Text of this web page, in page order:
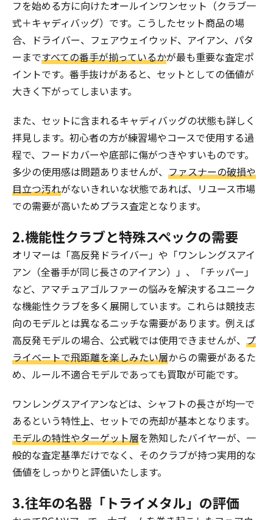
フを始める方に向けたオールインワンセット（クラブ一
式＋キャディバッグ）です。こうしたセット商品の場
合、ドライバー、フェアウェイウッド、アイアン、パタ
ーまですべての番手が揃っているかが最も重要な査定ポ
イントです。番手抜けがあると、セットとしての価値が
大きく下がってしまいます。
また、セットに含まれるキャディバッグの状態も詳しく
拝見します。初心者の方が練習場やコースで使用する過
程で、フードカバーや底部に傷がつきやすいものです。
多少の使用感は問題ありませんが、 ファスナーの破損や
目立つ汚れがないきれいな状態であれば、リユース市場
での需要が高いためプラス査定となります。
2.機能性クラブと特殊スペックの需要
オリマーは「高反発ドライバー」や「ワンレングスアイ
アン（全番手が同じ長さのアイアン）」、「チッパー」
など、アマチュアゴルファーの悩みを解決するユニーク
な機能性クラブを多く展開しています。これらは競技志
向のモデルとは異なるニッチな需要があります。例えば
高反発モデルの場合、公式戦では使用できませんが、 プ
ライベートで飛距離を楽しみたい層からの需要があるた
め、ルール不適合モデルであっても買取が可能です。
ワンレングスアイアンなどは、シャフトの長さが均一で
あるという特性上、セットでの売却が基本となります。
モデルの特性やターゲット層を熟知したバイヤーが、一
般的な査定基準だけでなく、そのクラブが持つ実用的な
価値をしっかりと評価いたします。
3.往年の名器「トライメタル」の評価